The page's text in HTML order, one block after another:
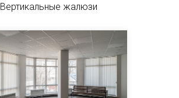
Вертикальные жалюзи